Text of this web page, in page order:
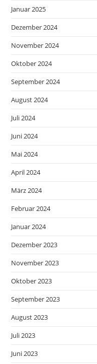
Januar 2025
Dezember 2024
November 2024
Oktober 2024
September 2024
August 2024
Juli 2024
Juni 2024
Mai 2024
April 2024
März 2024
Februar 2024
Januar 2024
Dezember 2023
November 2023
Oktober 2023
September 2023
August 2023
Juli 2023
Juni 2023